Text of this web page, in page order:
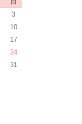
3
10
17
24
31